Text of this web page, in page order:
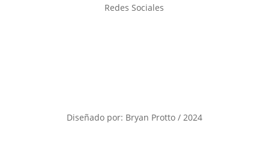
Redes Sociales
Diseñado por: Bryan Protto / 2024